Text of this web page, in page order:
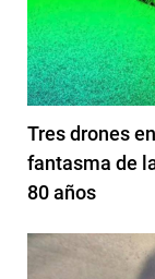
Tres drones
fantasma de
80 años